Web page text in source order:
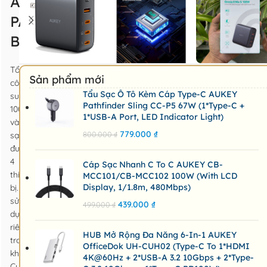
PA-
B7S
Tổng
công
suất
100W
và
sạc
được
4
thiết
bị. Khi
sử
dụng
riêng,
trong
khi
Sản phẩm mới
Tẩu Sạc Ô Tô Kèm Cáp Type-C AUKEY
Pathfinder Sling CC-P5 67W (1*Type-C +
1*USB-A Port, LED Indicator Light)
800.000₫ 779.000 ₫
Cáp Sạc Nhanh C To C AUKEY CB-
MCC101/CB-MCC102 100W (with LCD
Display, 1/1.8m, 480Mbps)
499.000₫ 439.000 ₫
HUB Mở Rộng Đa Năng 6-In-1 AUKEY
OfficeDok UH-CUH02 (Type-C To 1*HDMI
4K@60Hz + 2*USB-A 3.2 10Gbps + 2*Type-